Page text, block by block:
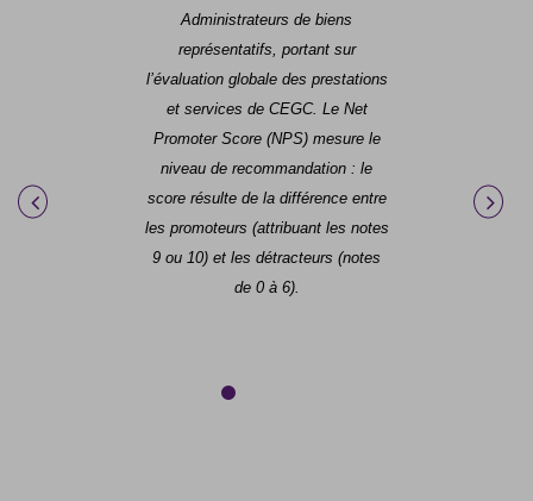
Administrateurs de biens
représentatifs , portant sur
l’évaluation globale des prestations
et services de CEGC. Le Net
Promoter Score (NPS) mesure le
niveau de recommandation : le
score résulte de la différence entre
les promoteurs (attribuant les notes
9 ou 10) et les détracteurs (notes
de 0 à 6).